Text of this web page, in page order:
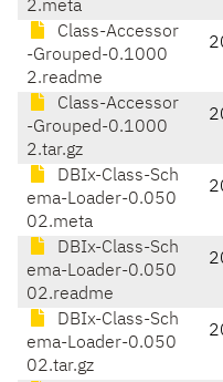
2.meta
Class-Accessor
-Grouped-0.1000
2.readme
Class-Accessor
-Grouped-0.1000
2.tar.gz
DBIx-Class-Sch
ema-Loader-0.050
02.meta
DBIx-Class-Sch
ema-Loader-0.050
02.readme
DBIx-Class-Sch
ema-Loader-0.050
02.tar.gz